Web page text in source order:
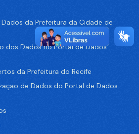
da Prefeitura da Cidade de
dos Dados no Portal de Dados
da Prefeitura do Recife
de Dados do Portal de Dados